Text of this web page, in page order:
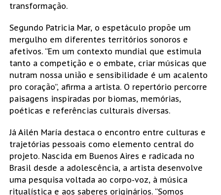
transformação.
Segundo Patricia Mar, o espetáculo propõe um
mergulho em diferentes territórios sonoros e
afetivos. “Em um contexto mundial que estimula
tanto a competição e o embate, criar músicas que
nutram nossa união e sensibilidade é um acalento
pro coração”, afirma a artista. O repertório percorre
paisagens inspiradas por biomas, memórias,
poéticas e referências culturais diversas.
Já Ailén María destaca o encontro entre culturas e
trajetórias pessoais como elemento central do
projeto. Nascida em Buenos Aires e radicada no
Brasil desde a adolescência, a artista desenvolve
uma pesquisa voltada ao corpo-voz, à música
ritualística e aos saberes originários. “Somos